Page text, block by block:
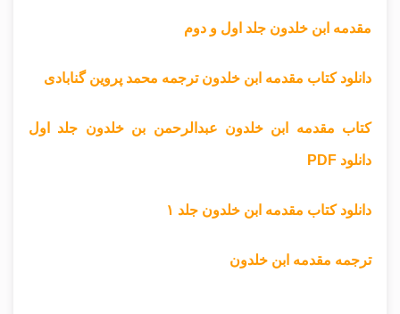
مقدمه ابن خلدون جلد اول و دوم
دانلود کتاب مقدمه ابن خلدون ترجمه محمد پروین گنابادی
کتاب مقدمه ابن خلدون عبدالرحمن بن خلدون جلد اول
دانلود PDF
دانلود کتاب مقدمه ابن خلدون جلد ۱
ترجمه مقدمه ابن خلدون